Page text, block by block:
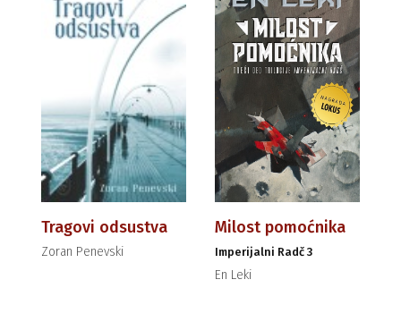
Tragovi odsustva
Zoran Penevski
Milost pomoćnika
Imperijalni Radč 3
En Leki